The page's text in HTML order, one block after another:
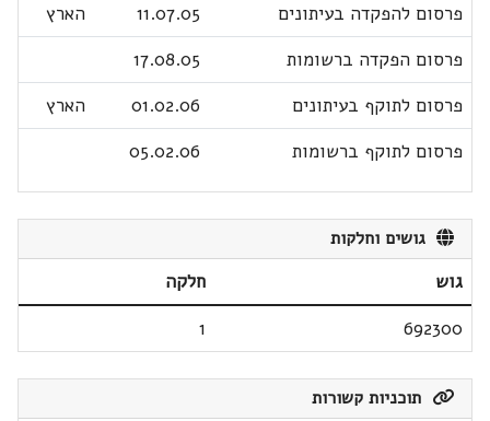
פרסום להפקדה בעיתונים
11.07.05
הארץ
פרסום הפקדה ברשומות
17.08.05
פרסום לתוקף בעיתונים
01.02.06
הארץ
פרסום לתוקף ברשומות
05.02.06
גושים וחלקות
גוש
חלקה
692300
1
תוכניות קשורות